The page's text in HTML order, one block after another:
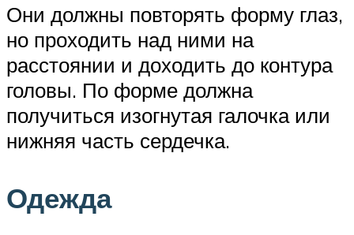
Они должны повторять форму глаз,
но проходить над ними на
расстоянии и доходить до контура
головы. По форме должна
получиться изогнутая галочка или
нижняя часть сердечка.
Одежда